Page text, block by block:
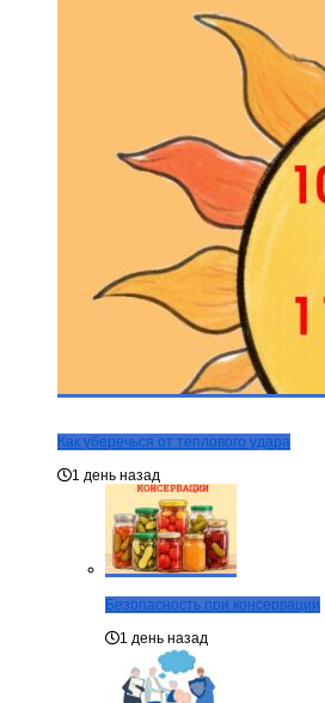
Как уберечься от теплового удара
1 день назад
Безопасность при консервации
1 день назад